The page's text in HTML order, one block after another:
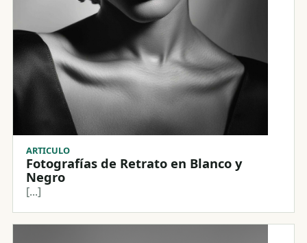
ARTICULO
Fotografías de Retrato en Blanco y
Negro
[...]